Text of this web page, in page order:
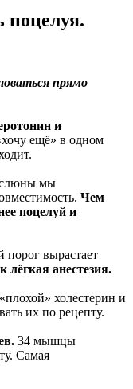
прямо
и
ещё» в одном
слюны мы
Чем
поцелуй и
порог вырастает
анестезия.
холестерин и
их по рецепту.
34 мышцы
Самая